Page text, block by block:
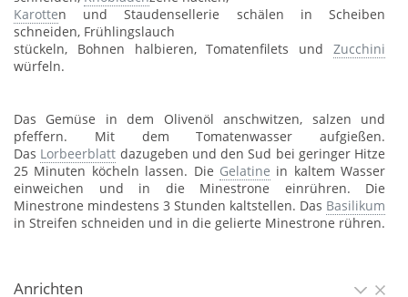
Karotten und Staudensellerie schälen in Scheiben
schneiden, Frühlingslauch
stückeln, Bohnen halbieren, Tomatenfilets und Zucchini
würfeln.
Das Gemüse in dem Olivenöl anschwitzen, salzen und
pfeffern. Mit dem Tomatenwasser aufgießen.
Das Lorbeerblatt dazugeben und den Sud bei geringer Hitze
25 Minuten köcheln lassen. Die Gelatine in kaltem Wasser
einweichen und in die Minestrone einrühren. Die
Minestrone mindestens 3 Stunden kaltstellen. Das Basilikum
in Streifen schneiden und in die gelierte Minestrone rühren.
Anrichten